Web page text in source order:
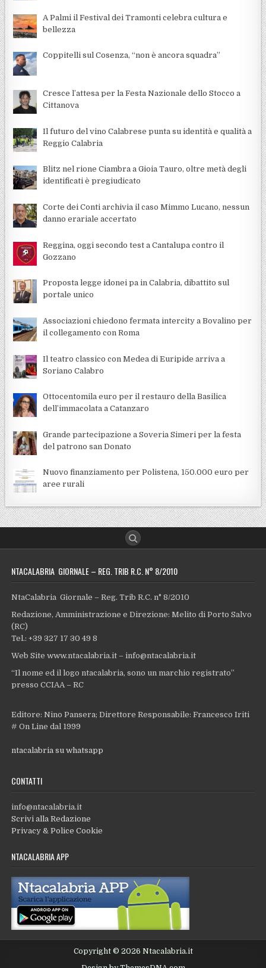
A Palmi il Festival dei Tramonti celebra cultura e
bellezza
Coppitelli sul Cosenza, “non è ancora squadra”
Cresce l’attesa per la Festa Nazionale dello Stocco a
Cittanova
Il futuro del vino Calabrese punta su identità e qualità a
Reggio Calabria
Blitz nel rione Ciambra a Gioia Tauro, oltre metà degli
identificati è pregiudicato
Corte dei Conti archivia il caso Mimmo Lucano, nessun
danno erariale accertato
Reggina, oggi secondo test a Cantalupa contro il
Gozzano
Proposta legge idonei pa in Calabria, dibattito sul
portale unico
Associazioni chiedono fermata intercity a Bovalino per
il collegamento con Roma
Il teatro classico con Medea di Euripide arriva a
Soriano Calabro
Ottocentomila euro per il restauro della Basilica
dell’immacolata a Catanzaro
Grande partecipazione a Soveria Simeri per la festa
del patrono san Donato
Nuovo finanziamento per Polistena, 150.000 euro per
aree rurali
NTACALABRIA GIORNALE – REG. TRIB R.C. N° 8/2010
NtaCalabria Giornale – Reg. Trib R.C. n° 8/2010
Redazione, Amministrazione e Direzione: Melito di Porto Salvo
(RC)
Tel.: +39 327 17 30 49 8
Web Site www.ntacalabria.it – info@ntacalabria.it
“Il nome ed il logo ntacalabria, sono un marchio registrato”
presso CCIAA – RC
Editore: Nino Pansera; Direttore Responsabile: Francesco Iriti
# On Line dal 1999
ntacalabria su whatsapp
CONTATTI
info@ntacalabria.it
Scrivi alla Redazione
Privacy & Police Cookie
NTACALABRIA APP
Copyright © 2026 Ntacalabria.it